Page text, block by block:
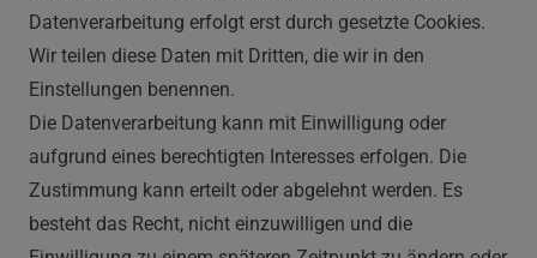
RECHTLICHES
AGB
WIDERRUFSRECHT
IMPRESSUM
Datenverarbeitung erfolgt erst durch gesetzte Cookies.
Wir teilen diese Daten mit Dritten, die wir in den
Einstellungen benennen.
Die Datenverarbeitung kann mit Einwilligung oder
aufgrund eines berechtigten Interesses erfolgen. Die
Zustimmung kann erteilt oder abgelehnt werden. Es
besteht das Recht, nicht einzuwilligen und die